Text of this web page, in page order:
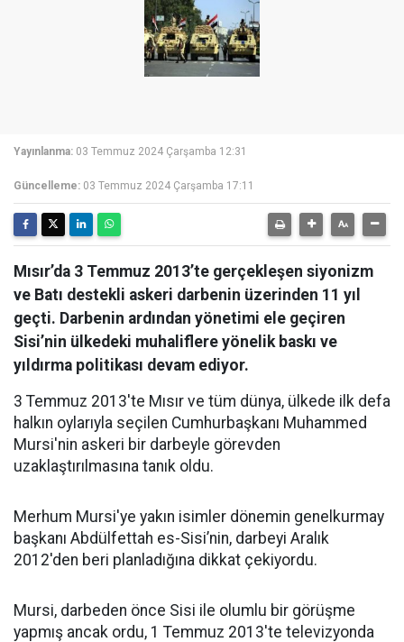
Yayınlanma: 03 Temmuz 2024 Çarşamba 12:31
Güncelleme: 03 Temmuz 2024 Çarşamba 17:11
Mısır’da 3 Temmuz 2013’te gerçekleşen siyonizm
ve Batı destekli askeri darbenin üzerinden 11 yıl
geçti. Darbenin ardından yönetimi ele geçiren
Sisi’nin ülkedeki muhaliflere yönelik baskı ve
yıldırma politikası devam ediyor.
3 Temmuz 2013'te Mısır ve tüm dünya, ülkede ilk defa
halkın oylarıyla seçilen Cumhurbaşkanı Muhammed
Mursi'nin askeri bir darbeyle görevden
uzaklaştırılmasına tanık oldu.
Merhum Mursi'ye yakın isimler dönemin genelkurmay
başkanı Abdülfettah es-Sisi’nin, darbeyi Aralık
2012'den beri planladığına dikkat çekiyordu.
Mursi, darbeden önce Sisi ile olumlu bir görüşme
yapmış ancak ordu, 1 Temmuz 2013'te televizyonda